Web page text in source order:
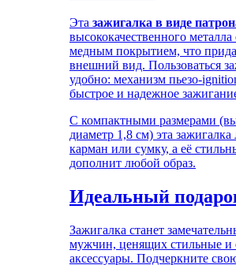
Эта зажигалка в виде
высококачественного
медным покрытием, что
внешний вид. Пользоваться
удобно: механизм пьезо-
быстрое и надежное
С компактными размерами
диаметр 1,8 см) эта зажигалка
карман или сумку, а её
дополнит любой образ.
Идеальный
Зажигалка станет
мужчин, ценящих стильные и
аксессуары. Подчеркните